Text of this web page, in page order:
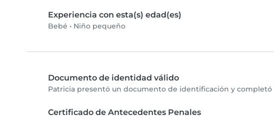
Experiencia con esta(s) edad(es)
Bebé • Niño pequeño
Documento de identidad válido
Patricia presentó un documento de identificación y completó
Certificado de Antecedentes Penales